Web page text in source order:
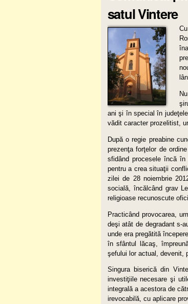
satul Vintere
ani şi în special în
vădit caracter prozelitist,
După o regie preabine
prezenţa forţelor de
sfidând procesele încă în
pentru a crea situaţii
zilei de 28 noiembrie
socială, încălcând grav
religioase recunoscute
Practicând provocarea,
deşi atât de degradant s-
unde era pregătită
în sfântul lăcaş,
şefului lor actual, devenit,
Singura biserică din
investiţiile necesare şi
integrală a acestora de
irevocabilă, cu aplicare